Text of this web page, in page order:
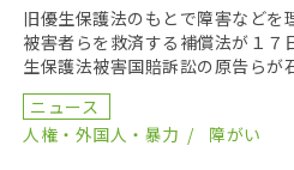
旧優生保護法のもとで障害などを
被害者らを救済する補償法が１７
生保護法被害国賠訴訟の原告らが
面会後に開かれた記者会見で、優
ニュース
人権・外国人・暴力
障がい